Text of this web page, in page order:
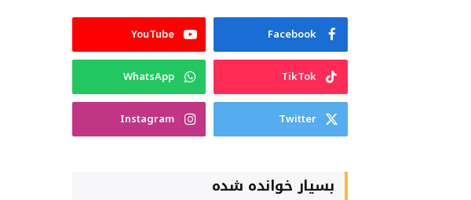
Facebook
YouTube
TikTok
WhatsApp
Twitter
Instagram
بسیار خوانده شده